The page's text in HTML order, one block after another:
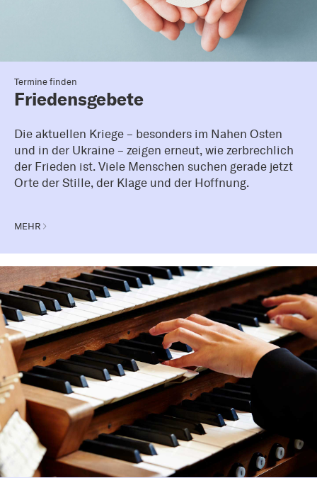
Termine finden
Friedensgebete
Die aktuellen Kriege – besonders im Nahen Osten
und in der Ukraine – zeigen erneut, wie zerbrechlich
der Frieden ist. Viele Menschen suchen gerade jetzt
Orte der Stille, der Klage und der Hoffnung.
MEHR